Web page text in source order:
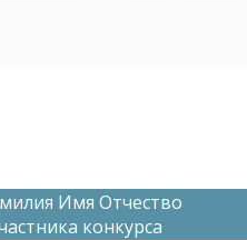
Имя Отчество
конкурса